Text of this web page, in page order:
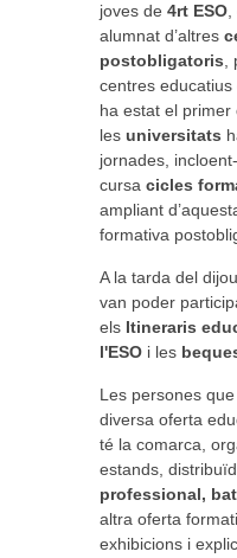
joves de 4rt ESO
alumnat d’altres
postobligatoris
centres
ha estat el primer
les universitats
jornades,
cursa cicles
ampliant
formativa
A la tarda del
van poder
els Itineraris
l'ESO i les
Les persones
diversa oferta
té la comarca,
estands,
professional,
altra oferta
exhibicions i